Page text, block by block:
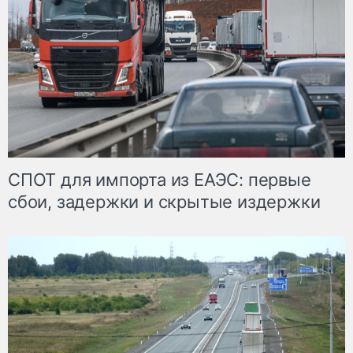
СПОТ для импорта из ЕАЭС: первые
сбои, задержки и скрытые издержки